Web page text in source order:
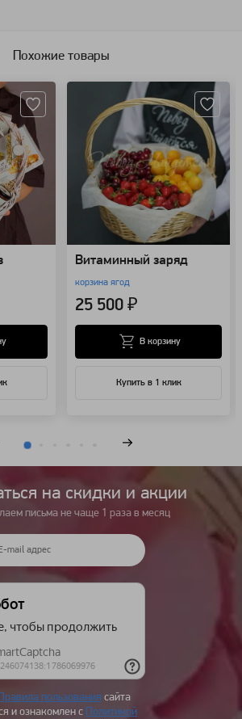
Похожие товары
Витаминный заряд
корзина ягод
25 500 ₽
Купить в 1 клик
В корзину
на cкидки и акции
письма не чаще 1 раза в месяц
Правила пользования сайта
и ознакомлен с
Политикой